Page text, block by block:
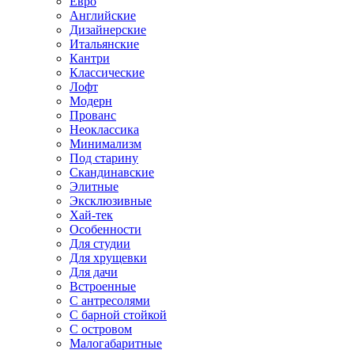
Английские
Дизайнерские
Итальянские
Кантри
Классические
Лофт
Модерн
Прованс
Неоклассика
Минимализм
Под старину
Скандинавские
Элитные
Эксклюзивные
Хай-тек
Особенности
Для студии
Для хрущевки
Для дачи
Встроенные
С антресолями
С барной стойкой
С островом
Малогабаритные